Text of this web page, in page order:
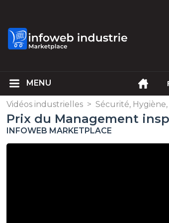
Vidéos industrielles > Sécurité,
Prix du Management
INFOWEB MARKETPLACE